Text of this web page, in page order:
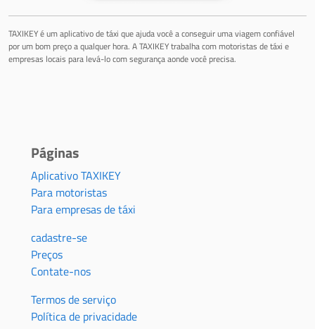
TAXIKEY é um aplicativo de táxi que ajuda você a conseguir uma viagem confiável
por um bom preço a qualquer hora. A TAXIKEY trabalha com motoristas de táxi e
empresas locais para levá-lo com segurança aonde você precisa.
Páginas
Aplicativo TAXIKEY
Para motoristas
Para empresas de táxi
cadastre-se
Preços
Contate-nos
Termos de serviço
Política de privacidade